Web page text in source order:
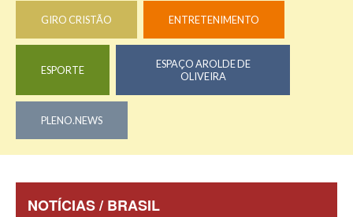
GIRO CRISTÃO ENTRETENIMENTO
ESPORTE
ESPAÇO AROLDE DE
OLIVEIRA
PLENO.NEWS
NOTÍCIAS / BRASIL